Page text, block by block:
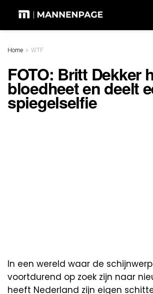
Home WTF
FOTO: Britt Dekker
bloedheet en deelt
spiegelselfie
In een wereld waar de
voortdurend op zoek zijn naar
heeft Nederland zijn eigen